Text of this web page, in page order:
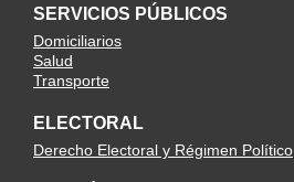
SERVICIOS PÚBLICOS
Domiciliarios
Salud
Transporte
ELECTORAL
Derecho Electoral y Régimen Político